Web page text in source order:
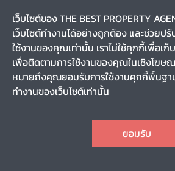
รหัส T-134525
ขายทาวน์เฮ้าส์ หมู่บ้านพฤกษา34 ประชาอุทิศ
สมุทรปราการ
0-0-18.0
-
2
3
1,350,000
เว็บไซต์ของ THE BEST PROPERTY
เว็บไซต์ทำงานได้อย่างถูกต้อง และช่วยป
ใช้งานของคุณเท่านั้น เราไม่ใช้คุกกี้เพื่อ
เพื่อติดตามการใช้งานของคุณในเชิงโฆษ
หมายถึงคุณยอมรับการใช้งานคุกกี้พื้นฐา
ทำงานของเว็บไซต์เท่านั้น
ยอมรับ